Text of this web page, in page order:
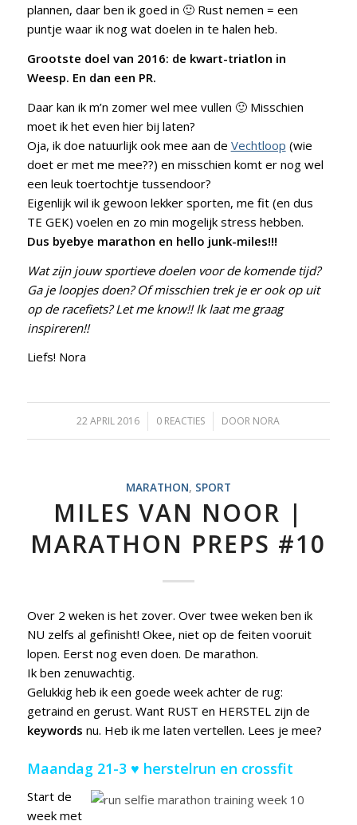
plannen, daar ben ik goed in 🙂 Rust nemen = een
puntje waar ik nog wat doelen in te halen heb.
Grootste doel van 2016: de kwart-triatlon in
Weesp. En dan een PR.
Daar kan ik m’n zomer wel mee vullen 🙂 Misschien
moet ik het even hier bij laten?
Oja, ik doe natuurlijk ook mee aan de Vechtloop (wie
doet er met me mee??) en misschien komt er nog wel
een leuk toertochtje tussendoor?
Eigenlijk wil ik gewoon lekker sporten, me fit (en dus
TE GEK) voelen en zo min mogelijk stress hebben.
Dus byebye marathon en hello junk-miles!!!
Wat zijn jouw sportieve doelen voor de komende tijd?
Ga je loopjes doen? Of misschien trek je er ook op uit
op de racefiets? Let me know!! Ik laat me graag
inspireren!!
Liefs! Nora
22 APRIL 2016
/ 0 REACTIES
/ DOOR NORA
MARATHON, SPORT
MILES VAN NOOR |
MARATHON PREPS #10
Over 2 weken is het zover. Over twee weken ben ik
NU zelfs al gefinisht! Okee, niet op de feiten vooruit
lopen. Eerst nog even doen. De marathon.
Ik ben zenuwachtig.
Gelukkig heb ik een goede week achter de rug:
getraind en gerust. Want RUST en HERSTEL zijn de
keywords nu. Heb ik me laten vertellen. Lees je mee?
Maandag 21-3 ♥ herstelrun en crossfit
Start de
week met